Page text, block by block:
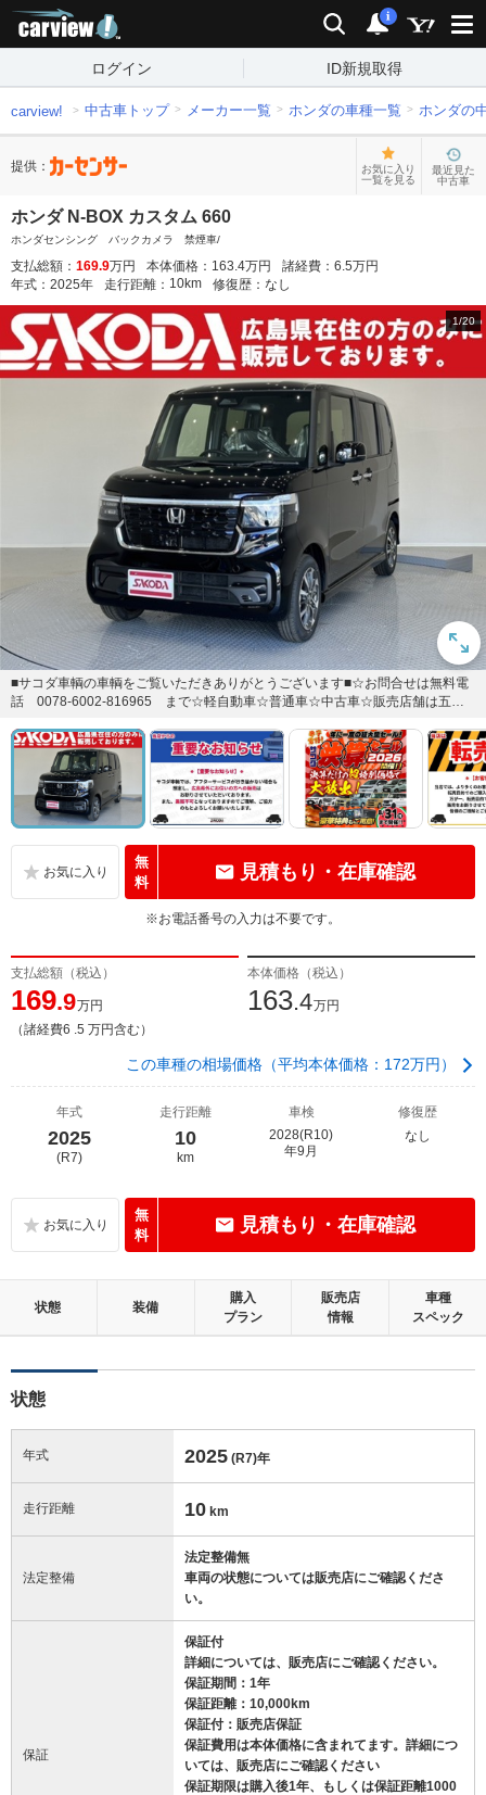
検索 通知
i
ログイン ID新規取得
carview! 中古車トップ メーカー一覧 ホンダの車種一覧 ホンダの
提供：
お気に入り
一覧を見る
最近見た
中古車
ホンダ N-BOX カスタム 660
ホンダセンシング バックカメラ 禁煙車/
支払総額： 169.9万円 本体価格： 163.4万円 諸経費： 6.5万円
年式： 2025年 走行距離： 10km 修復歴： なし
1/20
■サコダ車輌の車輌をご覧いただきありがとうございます■☆お問合せは無料電
話 0078-6002-816965 まで☆軽自動車☆普通車☆中古車☆販売店舗は五日
無
料
見積もり・在庫確認
※お電話番号の入力は不要です。
支払総額（税込）
169.9万円
（諸経費6 .5 万円含む）
本体価格（税込）
163.4万円
この車種の相場価格（平均本体価格：172万円）
年式
2025
(R7)
走行距離
10
km
車検
2028(R10)
年9月
修復歴
なし
無
料
見積もり・在庫確認
状態 装備
購入
プラン
販売店
情報
車種
スペック
状態
年式 2025 (R7)年
走行距離 10 km
法定整備
法定整備無
車両の状態については販売店にご確認くださ
い。
保証
保証付
詳細については、販売店にご確認ください。
保証期間：1年
保証距離：10,000km
保証付：販売店保証
保証費用は本体価格に含まれてます。詳細につ
いては、販売店にご確認ください
保証期限は購入後1年、もしくは保証距離1000